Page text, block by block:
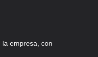
la empresa, con